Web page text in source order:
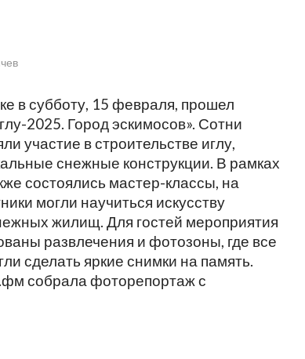
в субботу, 15 февраля, прошел
2025. Город эскимосов». Сотни
участие в строительстве иглу,
снежные конструкции. В рамках
состоялись мастер-классы, на
могли научиться искусству
жилищ. Для гостей мероприятия
развлечения и фотозоны, где все
сделать яркие снимки на память.
собрала фоторепортаж с